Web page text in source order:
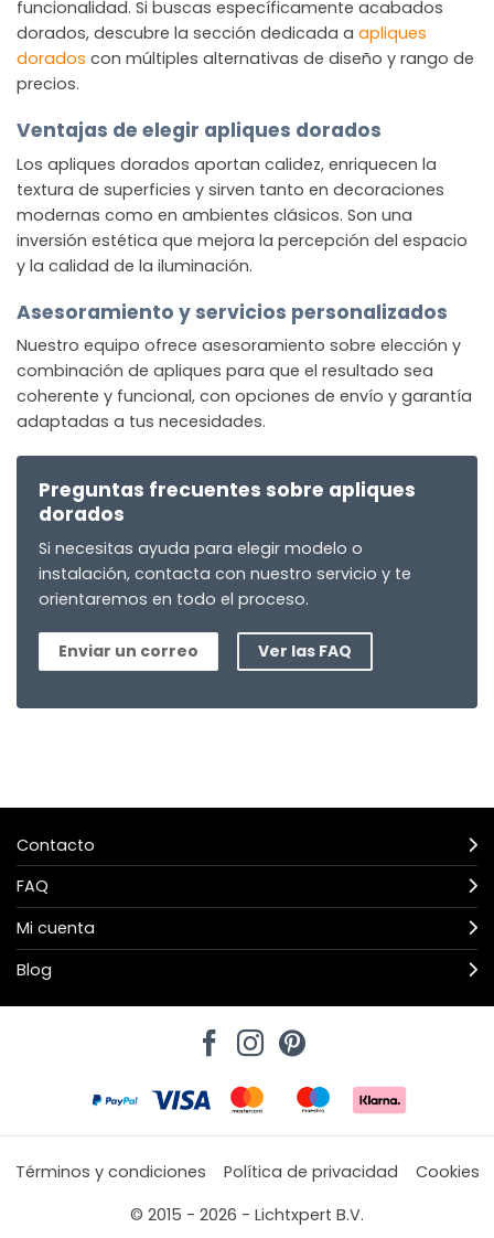
funcionalidad. Si buscas específicamente acabados
dorados, descubre la sección dedicada a apliques
dorados con múltiples alternativas de diseño y rango de
precios.
Ventajas de elegir apliques dorados
Los apliques dorados aportan calidez, enriquecen la
textura de superficies y sirven tanto en decoraciones
modernas como en ambientes clásicos. Son una
inversión estética que mejora la percepción del espacio
y la calidad de la iluminación.
Asesoramiento y servicios personalizados
Nuestro equipo ofrece asesoramiento sobre elección y
combinación de apliques para que el resultado sea
coherente y funcional, con opciones de envío y garantía
adaptadas a tus necesidades.
Preguntas frecuentes sobre apliques
dorados
Si necesitas ayuda para elegir modelo o
instalación, contacta con nuestro servicio y te
orientaremos en todo el proceso.
Enviar un correo Ver las FAQ
Contacto
FAQ
Mi cuenta
Blog
Términos y condiciones Política de privacidad
Cookies
© 2015 - 2026 - Lichtxpert B.V.